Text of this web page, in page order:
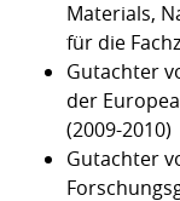
Materials,
für die
Gutachter
der
(2009-2010)
Gutachter